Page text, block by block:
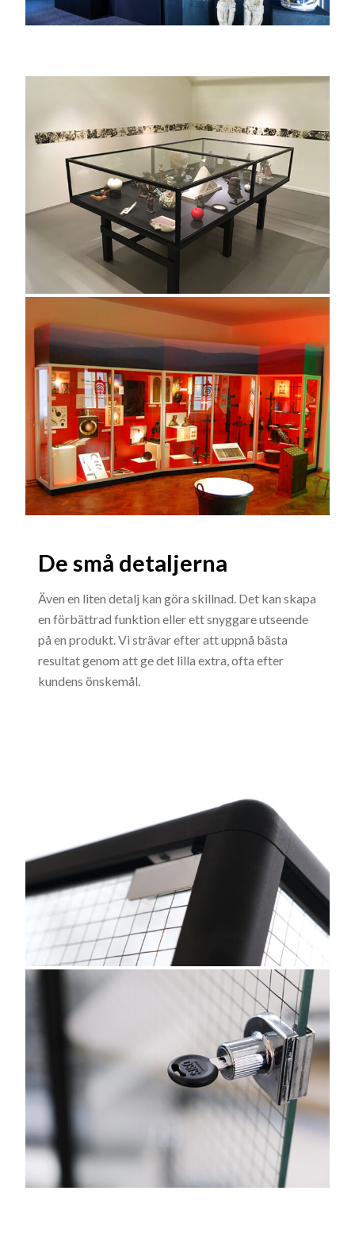
De små detaljerna
Även en liten detalj kan göra skillnad. Det kan skapa
en förbättrad funktion eller ett snyggare utseende
på en produkt. Vi strävar efter att uppnå bästa
resultat genom att ge det lilla extra, ofta efter
kundens önskemål.